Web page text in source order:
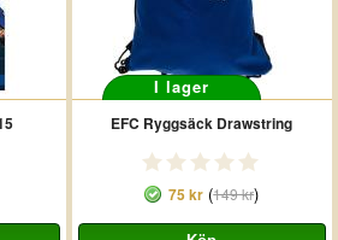
I lager
EFC Ryggsäck Drawstring
75 kr (149 kr)